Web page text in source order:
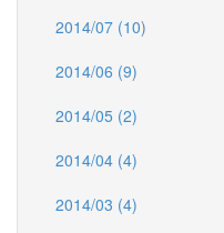
2014/07 (10)
2014/06 (9)
2014/05 (2)
2014/04 (4)
2014/03 (4)